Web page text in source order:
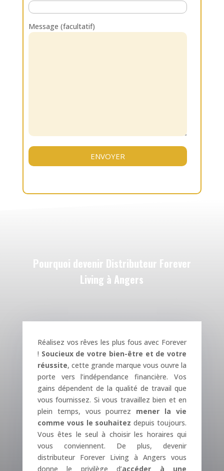
Message (facultatif)
Pourquoi devenir Distributeur Forever
Living à Angers
Réalisez vos rêves les plus fous avec Forever
! Soucieux de votre bien-être et de votre
réussite, cette grande marque vous ouvre la
porte vers l’indépendance financière. Vos
gains dépendent de la qualité de travail que
vous fournissez. Si vous travaillez bien et en
plein temps, vous pourrez mener la vie
comme vous le souhaitez depuis toujours.
Vous êtes le seul à choisir les horaires qui
vous conviennent. De plus, devenir
distributeur Forever Living à Angers vous
donne le privilège d’accéder à une